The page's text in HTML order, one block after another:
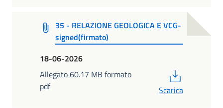
35 - RELAZIONE GEOLOGICA E VCG-
signed(firmato)
18-06-2026
Allegato 60.17 MB formato
pdf
Scarica